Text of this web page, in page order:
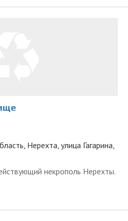
Нерехта, улица Гагарина,
некрополь Нерехты.